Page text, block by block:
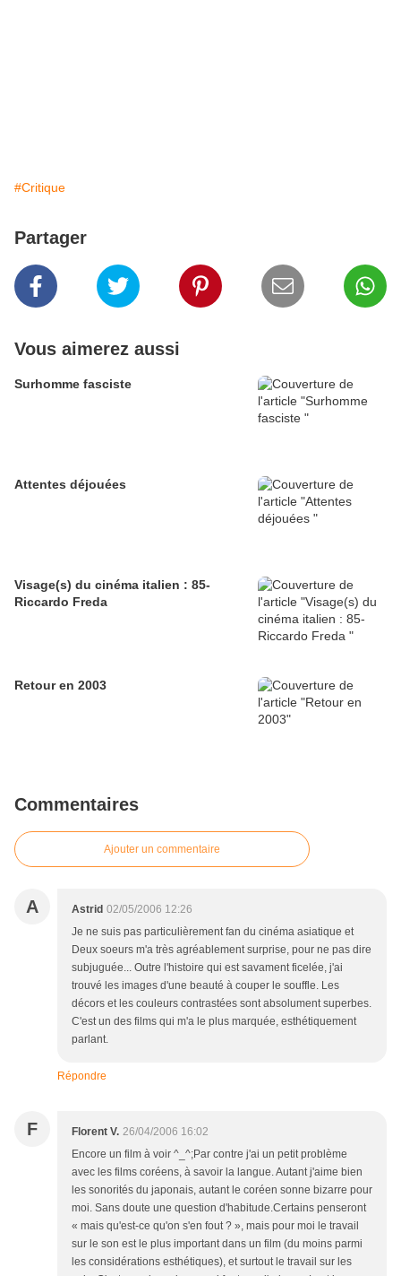
#Critique
Partager
Vous aimerez aussi
Surhomme fasciste
Attentes déjouées
Visage(s) du cinéma italien : 85-
Riccardo Freda
Retour en 2003
Commentaires
Ajouter un commentaire
A Astrid 02/05/2006 12:26
Je ne suis pas particulièrement fan du cinéma asiatique et
Deux soeurs m'a très agréablement surprise, pour ne pas dire
subjuguée... Outre l'histoire qui est savament ficelée, j'ai
trouvé les images d'une beauté à couper le souffle. Les
décors et les couleurs contrastées sont absolument superbes.
C'est un des films qui m'a le plus marquée, esthétiquement
parlant.
Répondre
F Florent V. 26/04/2006 16:02
Encore un film à voir ^_^;Par contre j'ai un petit problème
avec les films coréens, à savoir la langue. Autant j'aime bien
les sonorités du japonais, autant le coréen sonne bizarre pour
moi. Sans doute une question d'habitude.Certains penseront
« mais qu'est-ce qu'on s'en fout ? », mais pour moi le travail
sur le son est le plus important dans un film (du moins parmi
les considérations esthétiques), et surtout le travail sur les